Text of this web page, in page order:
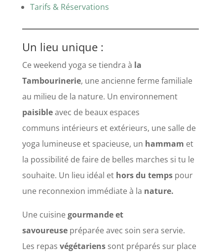
Tarifs & Réservations
Un lieu unique :
Ce weekend yoga se tiendra à la
Tambourinerie, une ancienne ferme familiale
au milieu de la nature. Un environnement
paisibleavec de beaux espaces
communs intérieurs et extérieurs, une salle de
yoga lumineuse et spacieuse, un hammam et
la possibilité de faire de belles marches si tu le
souhaite. Un lieu idéal et hors du tempspour
une reconnexion immédiate à la nature.
Une cuisinegourmande et
savoureusepréparée avec soin sera servie.
Les repas végétarienssont préparés sur place